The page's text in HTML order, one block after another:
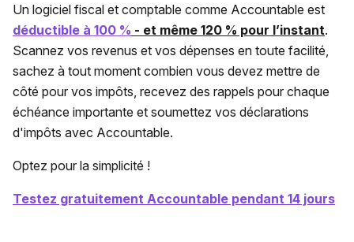
Un logiciel fiscal et comptable comme Accountable est
déductible à 100 % - et même 120 % pour l’instant.
Scannez vos revenus et vos dépenses en toute facilité,
sachez à tout moment combien vous devez mettre de
côté pour vos impôts, recevez des rappels pour chaque
échéance importante et soumettez vos déclarations
d'impôts avec Accountable.
Optez pour la simplicité !
Testez gratuitement Accountable pendant 14 jours